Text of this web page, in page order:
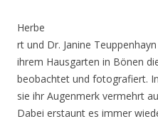
Herbe
rt und Dr. Janine
ihrem Hausgarten in Bönen
beobachtet und fotografiert.
sie ihr Augenmerk vermehrt
Dabei erstaunt es immer